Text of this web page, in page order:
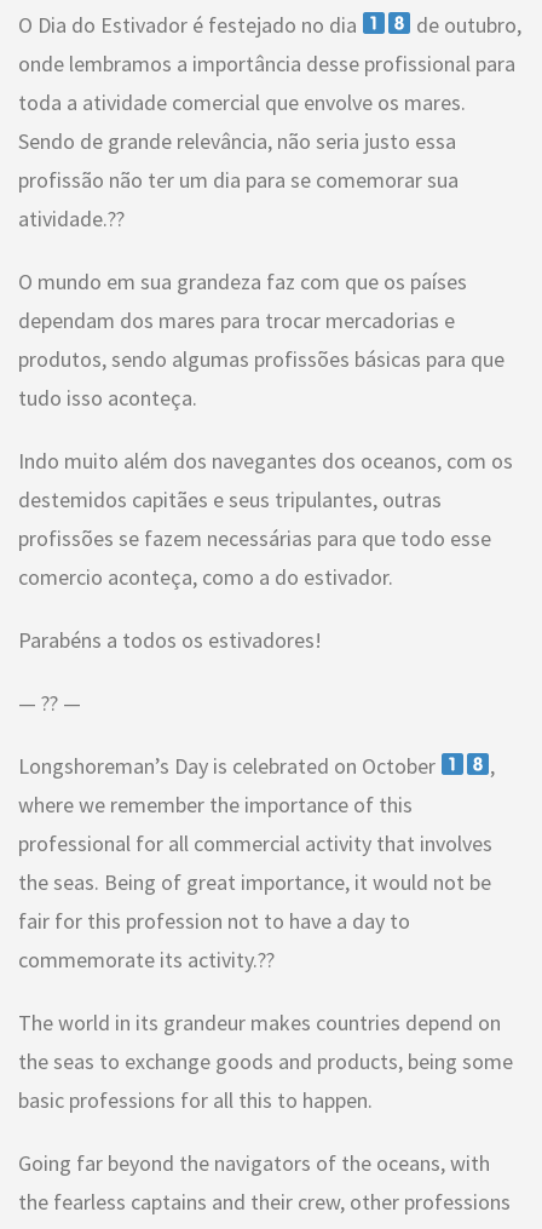
O Dia do Estivador é festejado no dia
de outubro,
onde lembramos a importância desse profissional para
toda a atividade comercial que envolve os mares.
Sendo de grande relevância, não seria justo essa
profissão não ter um dia para se comemorar sua
atividade.??
O mundo em sua grandeza faz com que os países
dependam dos mares para trocar mercadorias e
produtos, sendo algumas profissões básicas para que
tudo isso aconteça.
Indo muito além dos navegantes dos oceanos, com os
destemidos capitães e seus tripulantes, outras
profissões se fazem necessárias para que todo esse
comercio aconteça, como a do estivador.
Parabéns a todos os estivadores!
— ?? —
Longshoreman’s Day is celebrated on October
,
where we remember the importance of this
professional for all commercial activity that involves
the seas. Being of great importance, it would not be
fair for this profession not to have a day to
commemorate its activity.??
The world in its grandeur makes countries depend on
the seas to exchange goods and products, being some
basic professions for all this to happen.
Going far beyond the navigators of the oceans, with
the fearless captains and their crew, other professions